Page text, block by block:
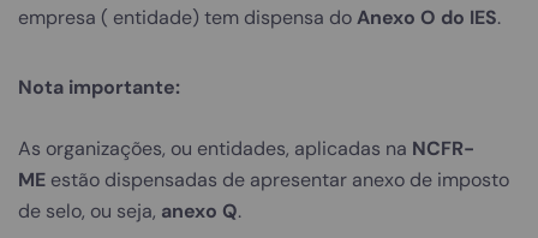
empresa ( entidade) tem dispensa doAnexo O do IES.
Nota importante:
As organizações, ou entidades, aplicadas na NCFR-
ME estão dispensadas de apresentar anexo de imposto
de selo, ou seja, anexo Q.